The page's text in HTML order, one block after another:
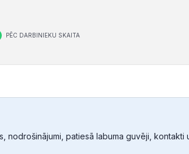
PĒC DARBINIEKU SKAITA
patiesā labuma guvēji, kontakti